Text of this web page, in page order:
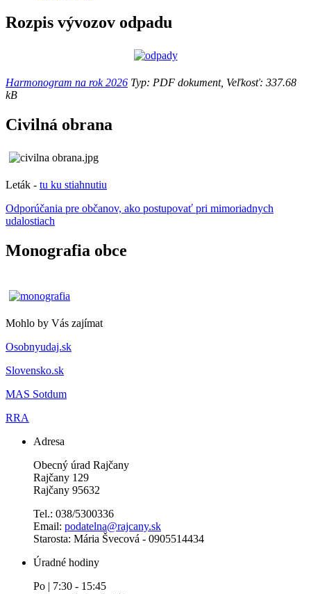
Rozpis vývozov odpadu
Harmonogram na rok 2026 Typ: PDF dokument, Veľkosť: 337.68
kB
Civilná obrana
Leták - tu ku stiahnutiu
Odporúčania pre občanov, ako postupovať pri mimoriadnych
udalostiach
Monografia obce
Mohlo by Vás zajímat
Osobnyudaj.sk
Slovensko.sk
MAS Sotdum
RRA
Adresa
Obecný úrad Rajčany
Rajčany 129
Rajčany 95632
Tel.: 038/5300336
Email: podatelna@rajcany.sk
Starosta: Mária Švecová - 0905514434
Úradné hodiny
Po | 7:30 - 15:45